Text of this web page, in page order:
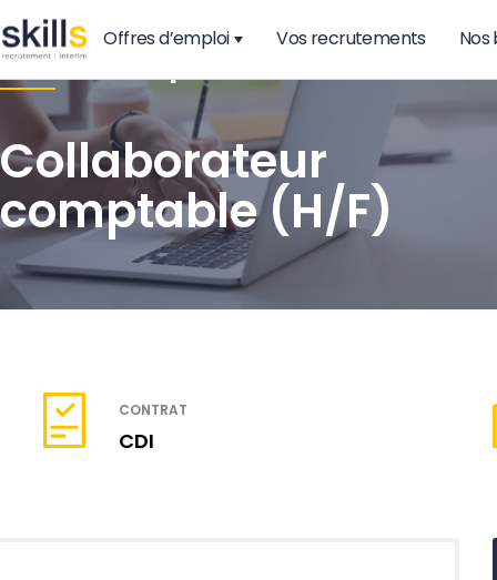
Offres d’emploi Vos recrutements Nos
Audit & Expertise
Collaborateur
comptable (H/F)
CONTRAT
CDI